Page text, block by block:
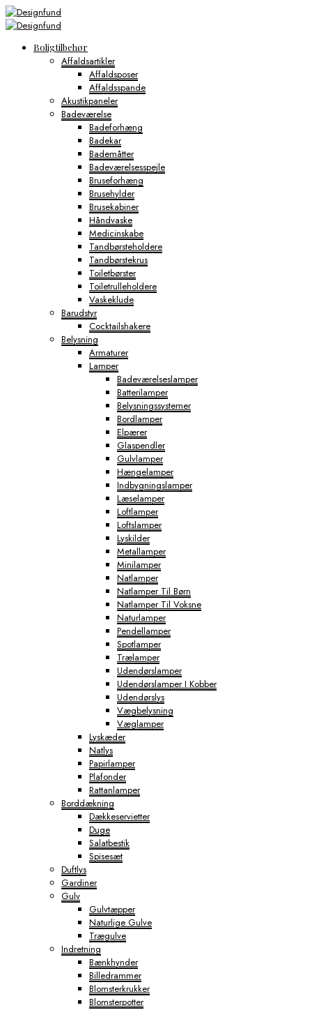
Boligtilbehør
Affaldsartikler
Affaldsposer
Affaldsspande
Akustikpaneler
Badeværelse
Badeforhæng
Badekar
Bademåtter
Badeværelsesspejle
Bruseforhæng
Brusehylder
Brusekabiner
Håndvaske
Medicinskabe
Tandbørsteholdere
Tandbørstekrus
Toiletbørster
Toiletrulleholdere
Vaskeklude
Barudstyr
Cocktailshakere
Belysning
Armaturer
Lamper
Badeværelseslamper
Batterilamper
Belysningssystemer
Bordlamper
Elpærer
Glaspendler
Gulvlamper
Hængelamper
Indbygningslamper
Læselamper
Loftlamper
Loftslamper
Lyskilder
Metallamper
Minilamper
Natlamper
Natlamper Til Børn
Natlamper Til Voksne
Naturlamper
Pendellamper
Spotlamper
Trælamper
Udendørslamper
Udendørslamper I Kobber
Udendørslys
Vægbelysning
Væglamper
Lyskæder
Natlys
Papirlamper
Plafonder
Rattanlamper
Borddækning
Dækkeservietter
Duge
Salatbestik
Spisesæt
Duftlys
Gardiner
Gulv
Gulvtæpper
Naturlige Gulve
Trægulve
Indretning
Bænkhynder
Billedrammer
Blomsterkrukker
Blomsterpotter